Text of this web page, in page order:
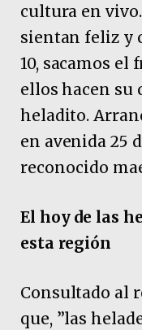
cultura en
sientan feliz y
10, sacamos el
ellos hacen su
heladito.
en avenida 25
reconocido
El hoy de las
esta región
Consultado al
que, ”las